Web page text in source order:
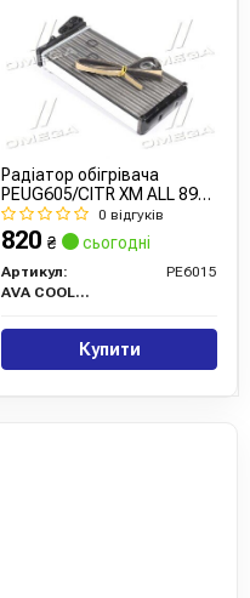
Радіатор обігрівача
PEUG605/CITR XM ALL 89-
00 (Ava)
0 відгуків
820 ₴ сьогодні
Артикул:
PE6015
AVA COOLING
Купити